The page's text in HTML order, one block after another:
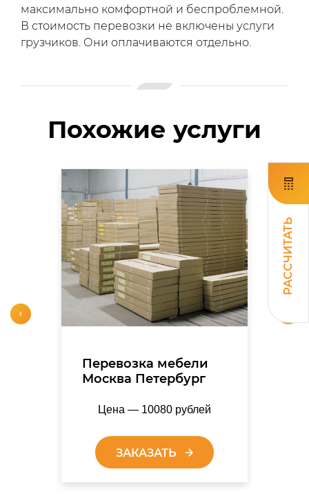
РАССЧИТАТЬ
максимально комфортной и беспроблемной.
В стоимость перевозки не включены услуги
грузчиков. Они оплачиваются отдельно.
Похожие услуги
Перевозка мебели
Москва Петербург
Цена — 10080 рублей
ЗАКАЗАТЬ